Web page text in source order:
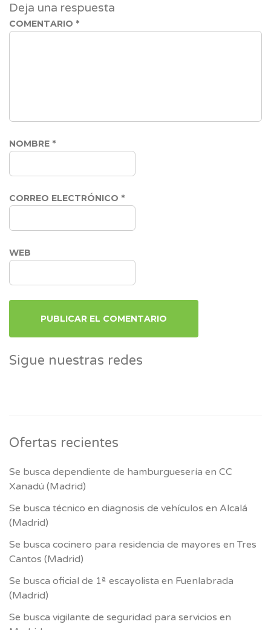
Deja una respuesta
COMENTARIO *
NOMBRE *
CORREO ELECTRÓNICO *
WEB
Sigue nuestras redes
Ofertas recientes
Se busca dependiente de hamburguesería en CC
Xanadú (Madrid)
Se busca técnico en diagnosis de vehículos en Alcalá
(Madrid)
Se busca cocinero para residencia de mayores en Tres
Cantos (Madrid)
Se busca oficial de 1ª escayolista en Fuenlabrada
(Madrid)
Se busca vigilante de seguridad para servicios en